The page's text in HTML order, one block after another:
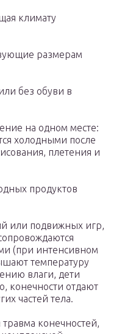
климату
размерам
без обуви в
на одном месте:
холодными после
плетения и
продуктов
или подвижных игр,
(при интенсивном
температуру
влаги, дети
конечности отдают
частей тела.
травма конечностей,